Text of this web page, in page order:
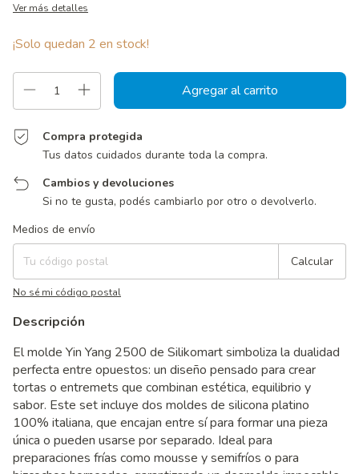
Ver más detalles
¡Solo quedan 2 en stock!
Compra protegida
Tus datos cuidados durante toda la compra.
Cambios y devoluciones
Si no te gusta, podés cambiarlo por otro o devolverlo.
Entregas para el CP:
Medios de envío
Calcular
No sé mi código postal
Descripción
El molde Yin Yang 2500 de Silikomart simboliza la dualidad
perfecta entre opuestos: un diseño pensado para crear
tortas o entremets que combinan estética, equilibrio y
sabor. Este set incluye dos moldes de silicona platino
100% italiana, que encajan entre sí para formar una pieza
única o pueden usarse por separado. Ideal para
preparaciones frías como mousse y semifríos o para